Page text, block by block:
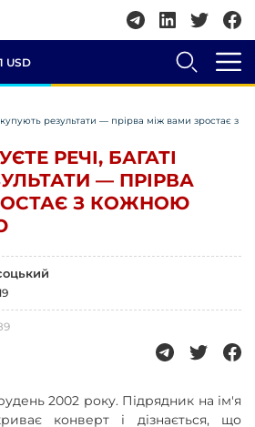
USD
результати — прірва між вами зростає з
РЕЧІ, БАГАТІ
— ПРІРВА
З КОЖНОЮ
2002 року. Підрядник на ім'я
конверт і дізнається, що